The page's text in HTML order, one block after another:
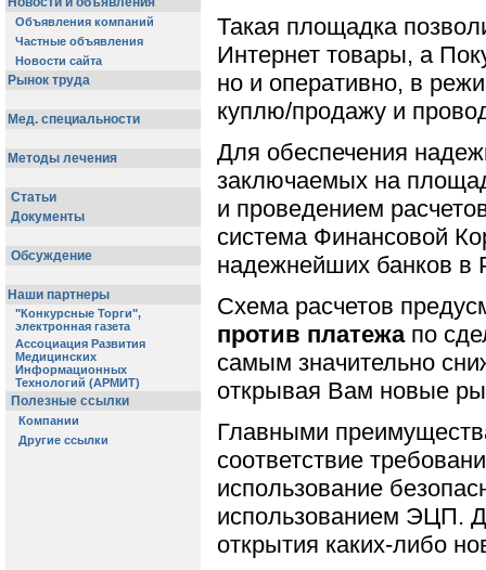
Такая площадка
Интернет товары, а
но и оперативно, в
куплю/продажу и
Для обеспечения
заключаемых на
и проведением
система Финансовой
надежнейших банков в
Схема расчетов
против платежа по
самым значительно
открывая Вам новые
Главными
соответствие
использование
использованием ЭЦП.
открытия каких-либо